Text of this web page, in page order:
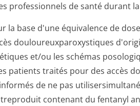
professionnels de santé durant
la base d'une équivalence de
douloureuxparo­xystiques
et/ou les schémas
patients traités pour des accès
de ne pas
contenant du fentanyl